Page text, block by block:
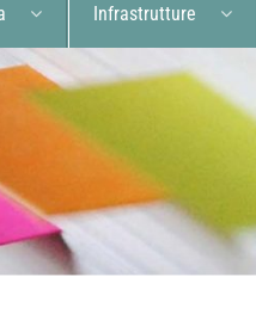
Infrastrutture